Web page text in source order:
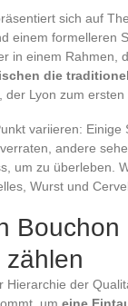
sich auf
einem formelleren
in einem Rahmen,
die
Lyon zum ersten
variieren:
andere
um zu überleben.
Wurst und
zählen
Hierarchie der
um eine